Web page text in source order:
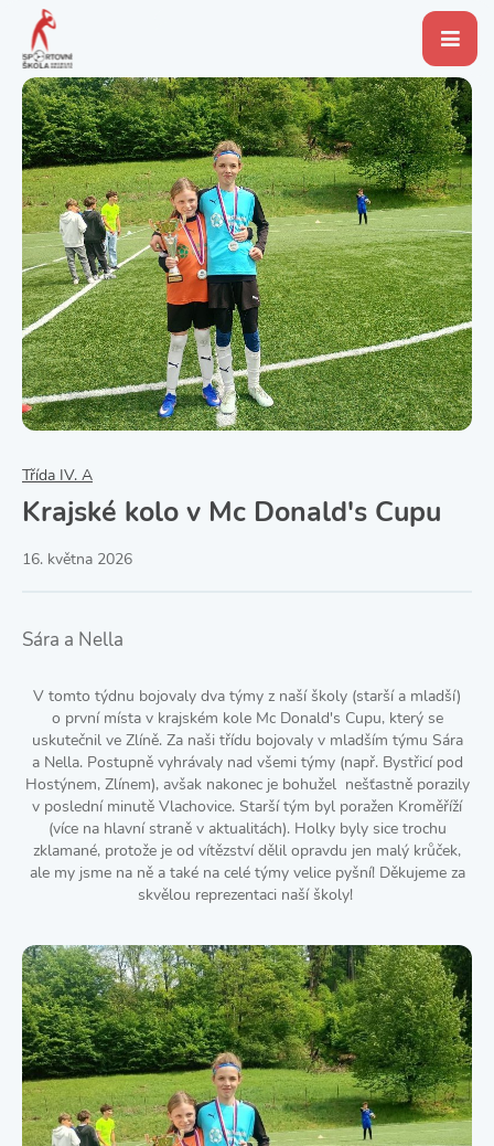
Třída IV. A
Krajské kolo v Mc Donald's Cupu
16. května 2026
Sára a Nella
V tomto týdnu bojovaly dva týmy z naší školy (starší a mladší)
o první místa v krajském kole Mc Donald's Cupu, který se
uskutečnil ve Zlíně. Za naši třídu bojovaly v mladším týmu Sára
a Nella. Postupně vyhrávaly nad všemi týmy (např. Bystřicí pod
Hostýnem, Zlínem), avšak nakonec je bohužel nešťastně porazily
v poslední minutě Vlachovice. Starší tým byl poražen Kroměříží
(více na hlavní straně v aktualitách). Holky byly sice trochu
zklamané, protože je od vítězství dělil opravdu jen malý krůček,
ale my jsme na ně a také na celé týmy velice pyšní! Děkujeme za
skvělou reprezentaci naší školy!